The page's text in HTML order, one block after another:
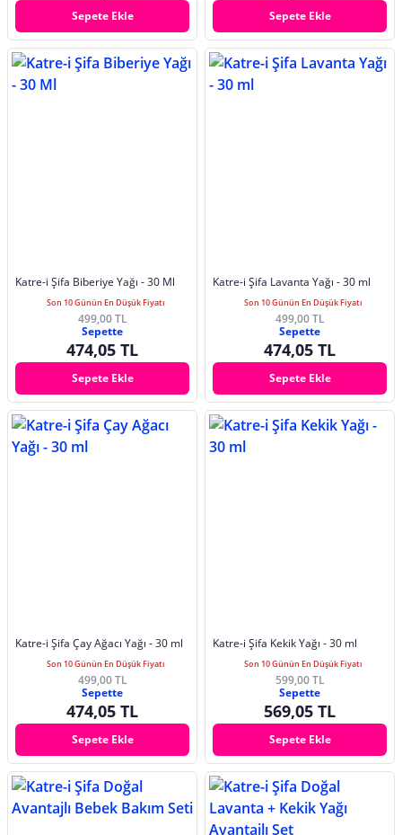
Sepete Ekle Sepete Ekle
Katre-i Şifa Biberiye Yağı - 30 Ml
Son 10 Günün En Düşük Fiyatı
499,00 TL
Sepette
474,05 TL
Sepete Ekle
Katre-i Şifa Lavanta Yağı - 30 ml
Son 10 Günün En Düşük Fiyatı
499,00 TL
Sepette
474,05 TL
Sepete Ekle
Katre-i Şifa Çay Ağacı Yağı - 30 ml
Son 10 Günün En Düşük Fiyatı
499,00 TL
Sepette
474,05 TL
Sepete Ekle
Katre-i Şifa Kekik Yağı - 30 ml
Son 10 Günün En Düşük Fiyatı
599,00 TL
Sepette
569,05 TL
Sepete Ekle